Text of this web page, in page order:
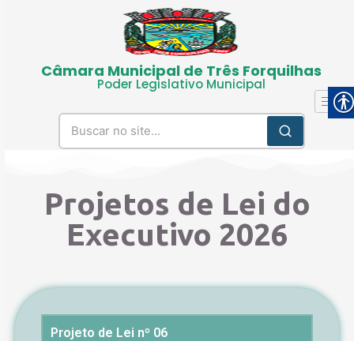
Câmara Municipal de Três Forquilhas
Poder Legislativo Municipal
Projetos de Lei do
Executivo 2026
Projeto de Lei nº 06